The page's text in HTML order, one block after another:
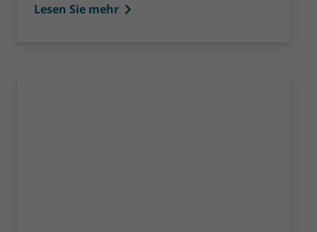
Lesen Sie mehr